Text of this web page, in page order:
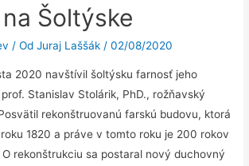
Šoltýske
/ Od Juraj Laššák /02/08/2020
2020 navštívil šoltýsku farnosť jeho
Stanislav Stolárik, PhD., rožňavský
rekonštruovanú farskú budovu, ktorá
1820 a práve v tomto roku je 200 rokov
rekonštrukciu sa postaral nový duchovný